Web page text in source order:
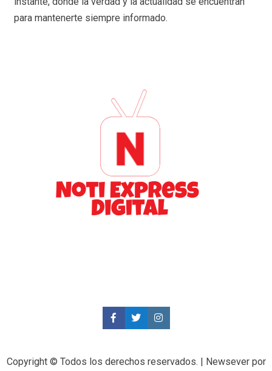
para mantenerte siempre informado.
Copyright © Todos los derechos reservados. | Newseverpor